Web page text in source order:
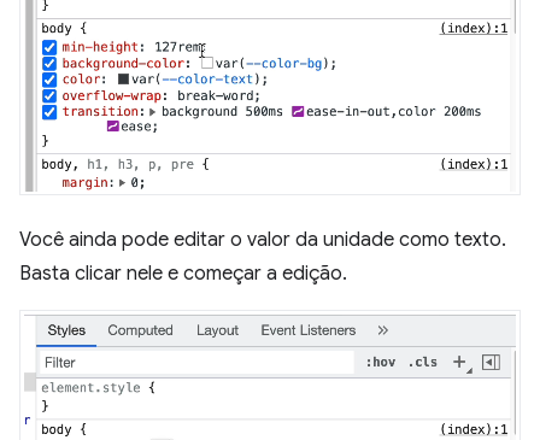
Você ainda pode editar o valor da unidade como texto.
Basta clicar nele e começar a edição.